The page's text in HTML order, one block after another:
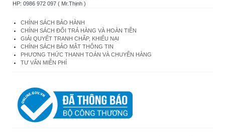
HP: 0986 972 097 ( Mr.Thịnh )
CHÍNH SÁCH BẢO HÀNH
CHÍNH SÁCH ĐỔI TRẢ HÀNG VÀ HOÀN TIỀN
GIẢI QUYẾT TRANH CHẤP, KHIẾU NẠI
CHÍNH SÁCH BẢO MẬT THÔNG TIN
PHƯƠNG THỨC THANH TOÁN VÀ CHUYỂN HÀNG
TƯ VẤN MIỄN PHÍ